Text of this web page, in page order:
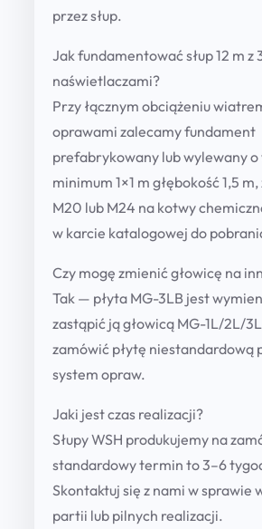
przez słup.
Jak fundamentować słup 12 m z
naświetlaczami?
Przy łącznym obciążeniu
oprawami zalecamy fundament
prefabrykowany lub wylewany
minimum 1×1 m głębokość 1,5
M20 lub M24 na kotwy
w karcie katalogowej do
Czy mogę zmienić głowicę na
Tak — płyta MG-3LB jest
zastąpić ją głowicą MG-1L/2L/
zamówić płytę niestandardową
system opraw.
Jaki jest czas realizacji?
Słupy WSH produkujemy na
standardowy termin to 3–6
Skontaktuj się z nami w sprawie
partii lub pilnych realizacji.